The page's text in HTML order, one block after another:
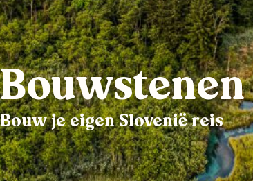
Bouw je eigen Slovenië reis